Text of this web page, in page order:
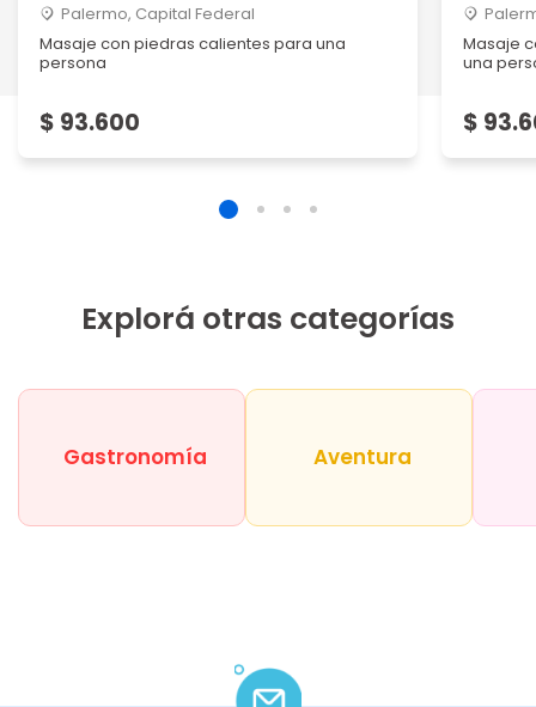
Palermo, Capital Federal
Masaje con piedras calientes para una
persona
$ 93.600
Masaje
una
$
Explorá otras categorías
Gastronomía Aventura